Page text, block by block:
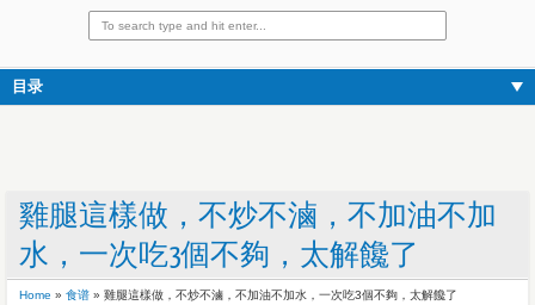
目录
雞腿這樣做，不炒不滷，不加油不加
水，一次吃3個不夠，太解饞了
Home » 食谱 » 雞腿這樣做，不炒不滷，不加油不加水，一次吃3個不夠，太解饞了